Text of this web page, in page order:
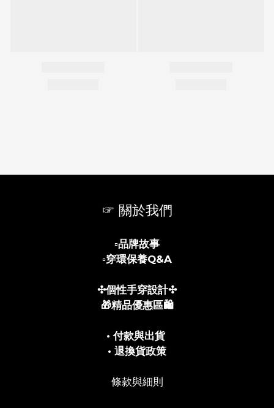
☞ 關於我們
▫️品牌故事
▫️穿環保養Q&A
✣個性手穿設計✣
🎁精品優惠區🛍️
• 付款與出貨
• 退換貨政策
條款與細則